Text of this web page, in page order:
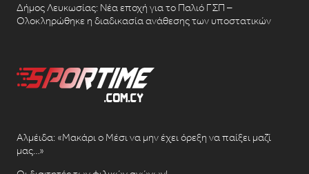
Δήμος Λευκωσίας: Νέα εποχή για το Παλιό ΓΣΠ –
Ολοκληρώθηκε η διαδικασία ανάθεσης των υποστατικών
Αλμέιδα: «Μακάρι ο Μέσι να μην έχει όρεξη να παίξει μαζί
μας…»